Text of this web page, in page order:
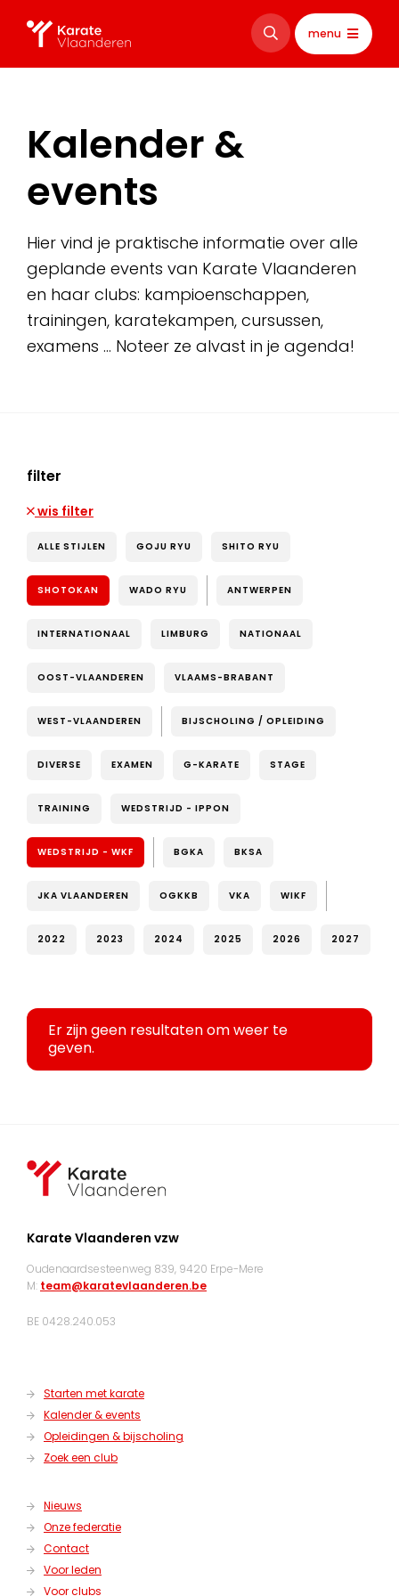
menu
Kalender &
events
Hier vind je praktische informatie over alle
geplande events van Karate Vlaanderen
en haar clubs: kampioenschappen,
trainingen, karatekampen, cursussen,
examens … Noteer ze alvast in je agenda!
filter
wis filter
ALLE STIJLEN GOJU RYU SHITO RYU
SHOTOKAN WADO RYU ANTWERPEN
INTERNATIONAAL LIMBURG NATIONAAL
OOST-VLAANDEREN VLAAMS-BRABANT
WEST-VLAANDEREN BIJSCHOLING / OPLEIDING
DIVERSE EXAMEN G-KARATE STAGE
TRAINING WEDSTRIJD - IPPON
WEDSTRIJD - WKF BGKA BKSA
JKA VLAANDEREN OGKKB VKA WIKF
2022 2023 2024 2025 2026 2027
Er zijn geen resultaten om weer te
geven.
Karate Vlaanderen vzw
Oudenaardsesteenweg 839, 9420 Erpe-Mere
M: team@karatevlaanderen.be
BE 0428.240.053
Starten met karate
Kalender & events
Opleidingen & bijscholing
Zoek een club
Nieuws
Onze federatie
Contact
Voor leden
Voor clubs